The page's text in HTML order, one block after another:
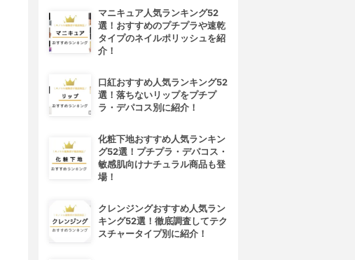
マニキュア人気ランキング52
選！おすすめのプチプラや速乾
タイプのネイルポリッシュを紹
介！
口紅おすすめ人気ランキング52
選！落ちないリップをプチプ
ラ・デパコス別に紹介！
化粧下地おすすめ人気ランキン
グ52選！プチプラ・デパコス・
敏感肌向けナチュラル商品も登
場！
クレンジングおすすめ人気ラン
キング52選！徹底調査してテク
スチャータイプ別に紹介！